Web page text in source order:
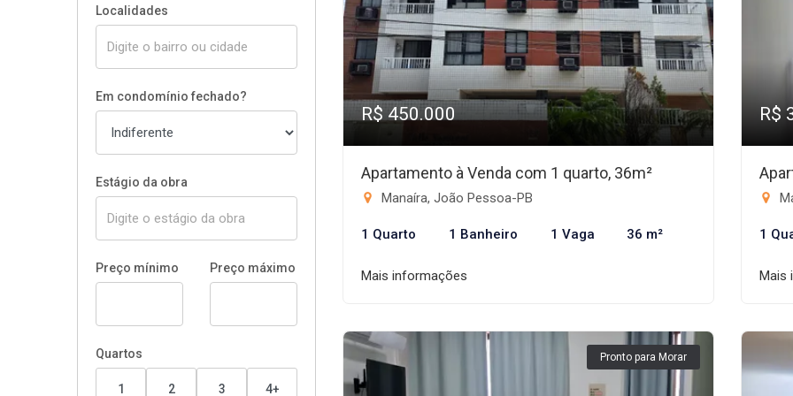
Localidades
Em condomínio fechado?
Estágio da obra
Preço mínimo Preço máximo
Quartos
1 2 3 4+
R$ 450.000
Apartamento à Venda com 1 quarto, 36m²
Manaíra, João Pessoa-PB
1 Quarto 1 Banheiro 1 Vaga 36 m²
Mais informações
R$
1
Mais
Pronto para Morar